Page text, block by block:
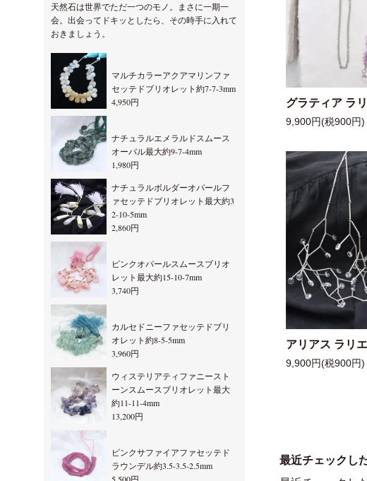
グラティア ラ
9,900円(税900円)
アリアス ラリ
9,900円(税900円)
最近チェックし
天然石は世界でただ一つのモノ。まさに一期一
会。出会ってドキッとしたら、その時手に入れて
おきましょう。
マルチカラーアクアマリンファ
セッテドブリオレット約7-7-3mm
4,950円
ナチュラルエメラルドスムース
オーバル最大約9-7-4mm
1,980円
ナチュラルボルダーオパールフ
ァセッテドブリオレット最大約3
2-10-5mm
2,860円
ピンクオパールスムースブリオ
レット最大約15-10-7mm
3,740円
カルセドニーファセッテドブリ
オレット約8-5-5mm
3,960円
ウィステリアティファニースト
ーンスムースブリオレット最大
約11-11-4mm
13,200円
ピンクサファイアファセッテド
ラウンデル約3.5-3.5-2.5mm